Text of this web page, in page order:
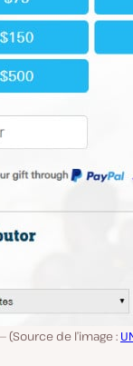
(Source de l’image :